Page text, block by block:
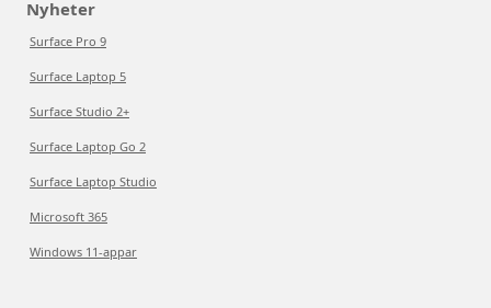
Nyheter
Surface Pro 9
Surface Laptop 5
Surface Studio 2+
Surface Laptop Go 2
Surface Laptop Studio
Microsoft 365
Windows 11-appar